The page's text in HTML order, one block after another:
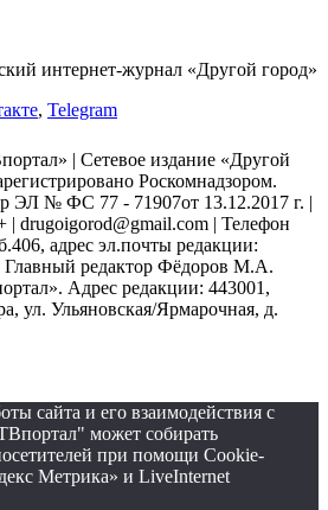
интернет-журнал «Другой город»
, Telegram
| Сетевое издание «Другой
Роскомнадзором.
ЭЛ № ФС 77 - 71907от 13.12.2017 г. |
| drugoigorod@gmail.com | Телефон
адрес эл.почты редакции:
Главный редактор Фёдоров М.А.
Адрес редакции: 443001,
ул. Ульяновская/Ярмарочная, д.
сайта и его взаимодействия с
может собирать
при помощи Cookie-
Метрика» и LiveInternet